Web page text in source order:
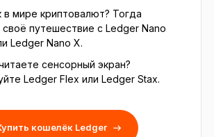
в мире криптовалют? Тогда
своё путешествие с Ledger Nano
Ledger Nano X.
сенсорный экран?
Ledger Flex или Ledger Stax.
кошелёк Ledger